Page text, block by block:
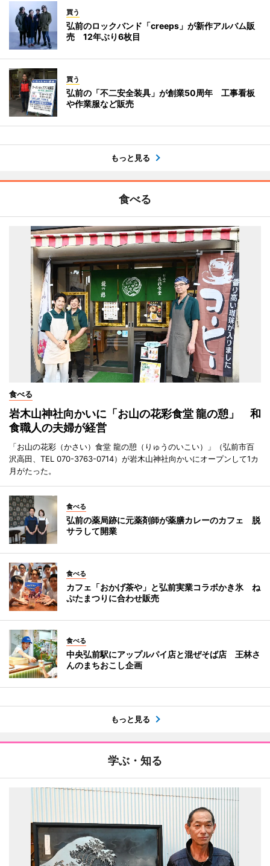
買う
弘前のロックバンド「creeps」が新作アルバム販
売 12年ぶり6枚目
買う
弘前の「不二安全装具」が創業50周年 工事看板
や作業服など販売
もっと見る
食べる
食べる
岩木山神社向かいに「お山の花彩食堂 龍の憩」 和
食職人の夫婦が経営
「お山の花彩（かさい）食堂 龍の憩（りゅうのいこい）」（弘前市百
沢高田、TEL 070-3763-0714）が岩木山神社向かいにオープンして1カ
月がたった。
食べる
弘前の薬局跡に元薬剤師が薬膳カレーのカフェ 脱
サラして開業
食べる
カフェ「おかげ茶や」と弘前実業コラボかき氷 ね
ぷたまつりに合わせ販売
食べる
中央弘前駅にアップルパイ店と混ぜそば店 王林さ
んのまちおこし企画
もっと見る
学ぶ・知る